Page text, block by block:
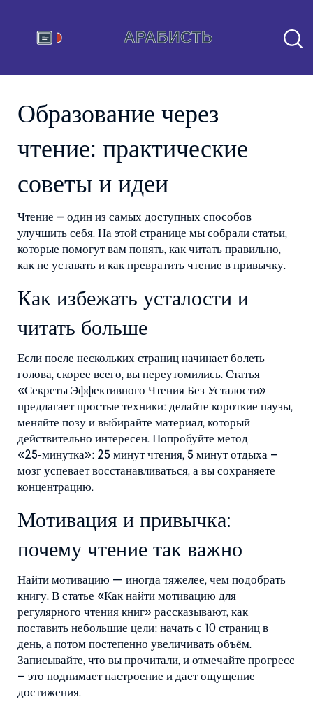
Образование через
чтение: практические
советы и идеи
Чтение – один из самых доступных способов
улучшить себя. На этой странице мы собрали статьи,
которые помогут вам понять, как читать правильно,
как не уставать и как превратить чтение в привычку.
Как избежать усталости и
читать больше
Если после нескольких страниц начинает болеть
голова, скорее всего, вы переутомились. Статья
«Секреты Эффективного Чтения Без Усталости»
предлагает простые техники: делайте короткие паузы,
меняйте позу и выбирайте материал, который
действительно интересен. Попробуйте метод
«25‑минутка»: 25 минут чтения, 5 минут отдыха –
мозг успевает восстанавливаться, а вы сохраняете
концентрацию.
Мотивация и привычка:
почему чтение так важно
Найти мотивацию — иногда тяжелее, чем подобрать
книгу. В статье «Как найти мотивацию для
регулярного чтения книг» рассказывают, как
поставить небольшие цели: начать с 10 страниц в
день, а потом постепенно увеличивать объём.
Записывайте, что вы прочитали, и отмечайте прогресс
– это поднимает настроение и дает ощущение
достижения.